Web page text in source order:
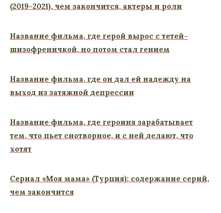
(2019-2021), чем закончится, актеры и роли
Название фильма, где герой вырос с тетей-
шизофреничкой, но потом стал гением
Название фильма, где он дал ей надежду на
выход из затяжной депрессии
Название фильма, где героиня зарабатывает
тем, что пьет снотворное, и с ней делают, что
хотят
Сериал «Моя мама» (Турция): содержание серий,
чем закончится